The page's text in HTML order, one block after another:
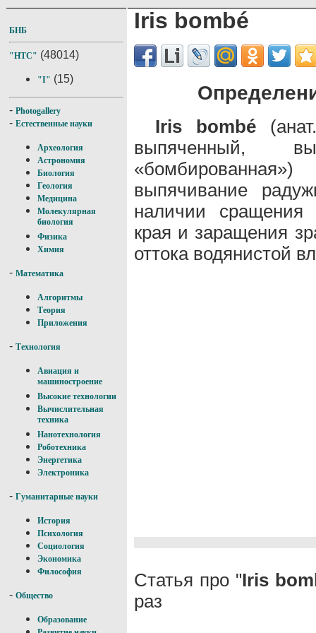
БНБ
"НТС" (48014)
"I" (15)
- Photogallery
- Естественные науки
Археология
Астрономия
Биология
Геология
Медицина
Молекулярная
биология
Физика
Химия
- Математика
Алгоритмы
Теория
Приложения
- Технология
Авиация и
машиностроение
Высокие технологии
Вычислительная
техника
Нанотехнология
Роботехника
Энергетика
Электроника
- Гуманитарные науки
История
Психология
Социология
Экономика
Философия
- Общество
Образование
Iris bombé
Iris bombé
выпяченный,
«бомбированная»)
выпячивание
наличии сращения
края и заращения
оттока водянистой
Статья про "Iris
раз